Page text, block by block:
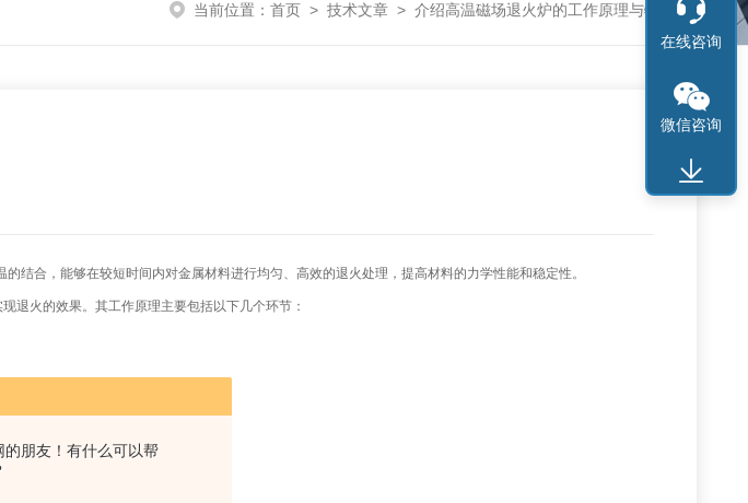
的朋友！有什么可以帮
当前位置： 首页> 技术文章> 介绍高温磁场退火炉的工作原理与特点
合，能够在较短时间内对金属材料进行均匀、高效的退火处理，提高材料的力学性能和稳定性。
火的效果。其工作原理主要包括以下几个环节：
加热的效果。
在线咨询
微信咨询